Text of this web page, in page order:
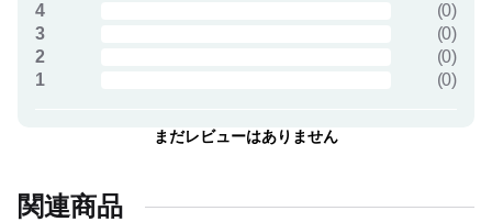
4
(0)
3
(0)
2
(0)
1
(0)
まだレビューはありません
関連商品